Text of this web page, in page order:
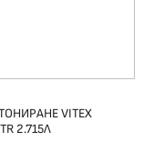
VITEX
2.715Л